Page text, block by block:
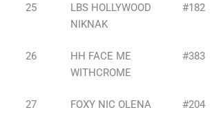
25
LBS HOLLYWOOD
NIKNAK
#182
26
HH FACE ME
WITHCROME
#383
27 FOXY NIC OLENA #204